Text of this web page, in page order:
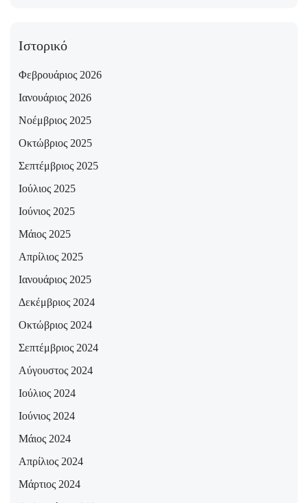
Ιστορικό
Φεβρουάριος 2026
Ιανουάριος 2026
Νοέμβριος 2025
Οκτώβριος 2025
Σεπτέμβριος 2025
Ιούλιος 2025
Ιούνιος 2025
Μάιος 2025
Απρίλιος 2025
Ιανουάριος 2025
Δεκέμβριος 2024
Οκτώβριος 2024
Σεπτέμβριος 2024
Αύγουστος 2024
Ιούλιος 2024
Ιούνιος 2024
Μάιος 2024
Απρίλιος 2024
Μάρτιος 2024